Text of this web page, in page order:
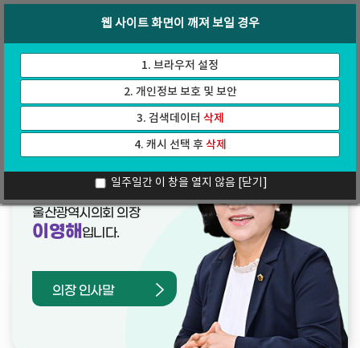
가
기
인터넷방송
웹 사이트 화면이 깨져 보일 경우
1. 브라우저 설정
2. 개인정보 보호 및 보안
3. 검색데이터 삭제
4. 캐시 선택 후삭제
일주일간 이 창을 열지 않음 [닫기]
열린의장실
울산광역시의회 의장
이영해 입니다.
의장 인사말